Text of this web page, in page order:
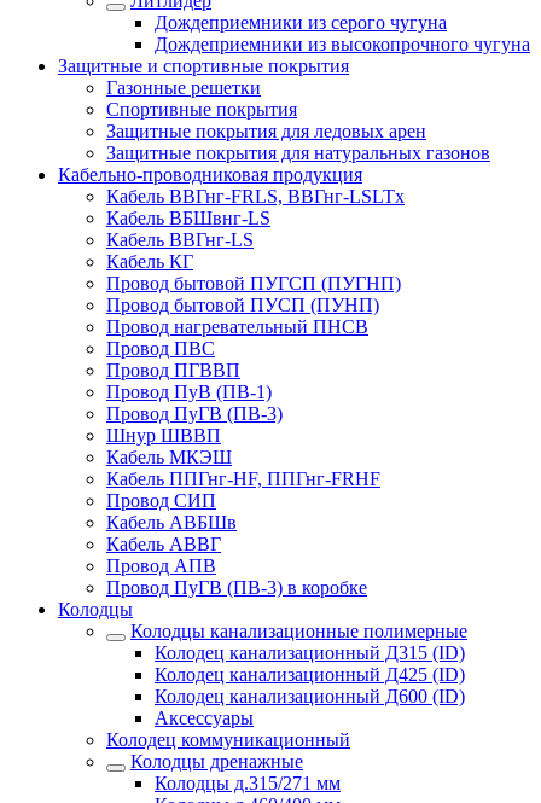
Дождеприемники из серого чугуна
Дождеприемники из высокопрочного чугуна
Защитные и спортивные покрытия
Газонные решетки
Спортивные покрытия
Защитные покрытия для ледовых арен
Защитные покрытия для натуральных газонов
Кабельно-проводниковая продукция
Кабель ВВГнг-FRLS, ВВГнг-LSLTx
Кабель ВБШвнг-LS
Кабель ВВГнг-LS
Кабель КГ
Провод бытовой ПУГСП (ПУГНП)
Провод бытовой ПУСП (ПУНП)
Провод нагревательный ПНСВ
Провод ПВС
Провод ПГВВП
Провод ПуВ (ПВ-1)
Провод ПуГВ (ПВ-3)
Шнур ШВВП
Кабель МКЭШ
Кабель ППГнг-HF, ППГнг-FRHF
Провод СИП
Кабель АВБШв
Кабель АВВГ
Провод АПВ
Провод ПуГВ (ПВ-3) в коробке
Колодцы
Колодцы канализационные полимерные
Колодец канализационный Д315 (ID)
Колодец канализационный Д425 (ID)
Колодец канализационный Д600 (ID)
Аксессуары
Колодец коммуникационный
Колодцы дренажные
Колодцы д.315/271 мм